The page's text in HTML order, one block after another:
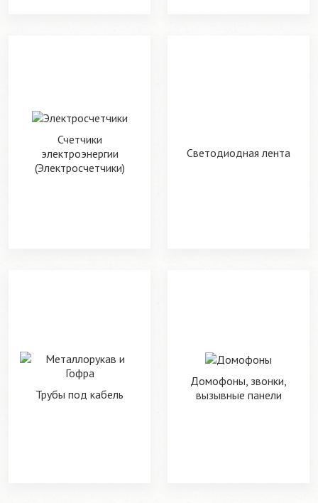
Счетчики
электроэнергии
(Электросчетчики)
Светодиодная лента
Трубы под кабель
Домофоны, звонки,
вызывные панели